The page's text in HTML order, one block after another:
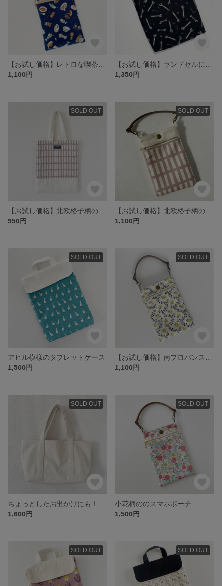
1,100円
1,350円
SOLD OUT
950円
SOLD OUT
1,100円
SOLD OUT
アヒル模様のタブレットケース
1,500円
SOLD OUT
1,100円
SOLD OUT
1,600円
SOLD OUT
小花柄ののスマホポーチ
1,500円
SOLD OUT SOLD OUT